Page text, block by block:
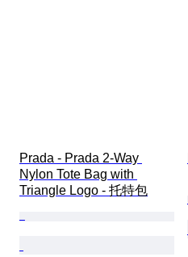
Prada - Prada 2-Way
Nylon Tote Bag with
Triangle Logo - 托特包